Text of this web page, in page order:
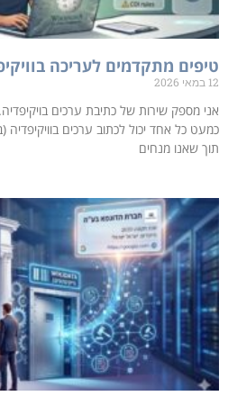
טיפים מתקדמים לעריכה
12 במאי 2026
אני מספק שירות של כתיבת ערכים
כמעט כל אחד יכול לכתוב ערכים
תוך שאנו מנחים